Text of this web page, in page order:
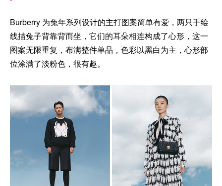
Burberry 为兔年系列设计的主打图案简单有爱，两只手绘
线描兔子背靠背而坐，它们的耳朵相连构成了心形，这一
图案无限重复，布满整件单品，色彩以黑白为主，心形部
位涂满了淡粉色，很有趣。